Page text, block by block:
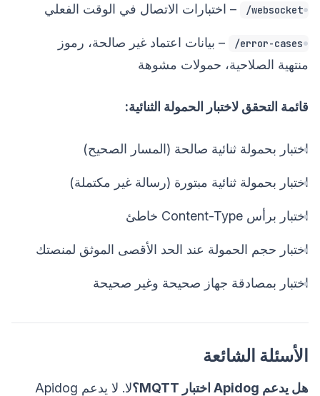
websocket/ – اختبارات الاتصال في الوقت الفعلي
error-cases/
– بيانات اعتماد غير صالحة، رموز
منتهية الصلاحية، حمولات مشوهة
قائمة التحقق لاختبار الحمولة الثنائية:
اختبار بحمولة ثنائية صالحة (المسار الصحيح)
اختبار بحمولة ثنائية مبتورة (رسالة غير مكتملة)
اختبار برأس Content-Type خاطئ
اختبار حجم الحمولة عند الحد الأقصى الموثق لمنصتك
اختبار بمصادقة جهاز صحيحة وغير صحيحة
الأسئلة الشائعة
هل يدعم Apidog اختبار MQTT؟
لا. لا يدعم Apidog